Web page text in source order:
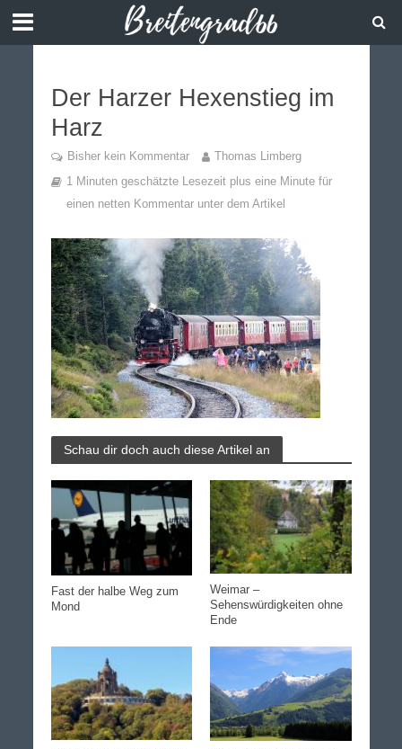
Der Harzer Hexenstieg im
Harz
Bisher kein Kommentar
Thomas Limberg
1 Minuten geschätzte Lesezeit plus eine Minute für
einen netten Kommentar unter dem Artikel
Schau dir doch auch diese Artikel an
Fast der halbe Weg zum
Mond
Weimar –
Sehenswürdigkeiten ohne
Ende